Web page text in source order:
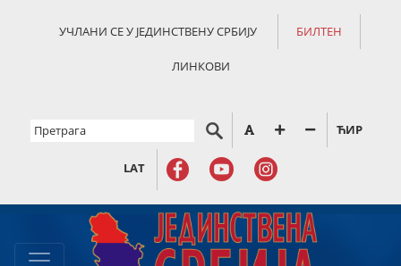
УЧЛАНИ СЕ У ЈЕДИНСТВЕНУ СРБИЈУ БИЛТЕН
ЛИНКОВИ
ЋИР
LAT